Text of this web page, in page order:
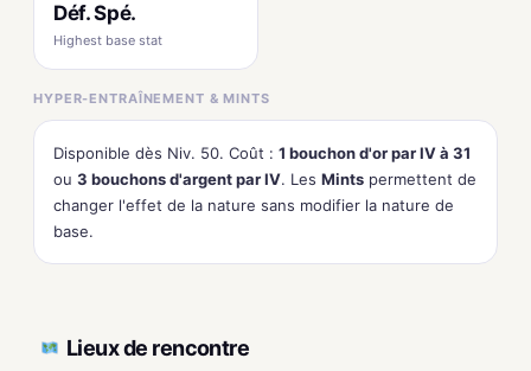
Déf. Spé.
Highest base stat
HYPER-ENTRAÎNEMENT & MINTS
Disponible dès Niv. 50. Coût : 1 bouchon d'or par IV à 31
ou 3 bouchons d'argent par IV. Les Mints permettent de
changer l'effet de la nature sans modifier la nature de
base.
Lieux de rencontre